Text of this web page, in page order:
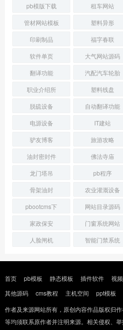
pb模版下载
租车网站
管材网站模板
塑料异形
印刷制品
福字春联
软件单页
大气网站源码
翻译功能
汽配汽车轮胎
职业介绍所
塑料线盘
脱硫设备
自动翻译功能
电源设备
IT建站
驴友博客
旅游攻略
油封密封件
佛法寺庙
龙门塔吊
pb程序
骨架油封
农业灌溉设备
pbootcms下
网站目录源码
家政保安
门窗系统网站
人脸闸机
智能门禁系统
首页 pb模板 静态模板 插件软件 视
其他源码
cms教程 主机空间 ppt模板
作者及来源网站所有，原创内容作品版权归
等均须联系原作者并注明来源。相关侵权、